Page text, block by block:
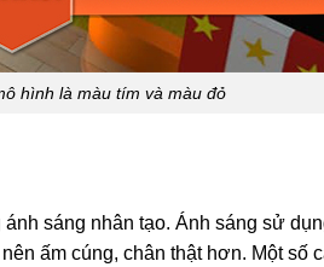
hình là màu tím và màu đỏ
sáng nhân tạo. Ánh sáng sử
ấm cúng, chân thật hơn. Một số